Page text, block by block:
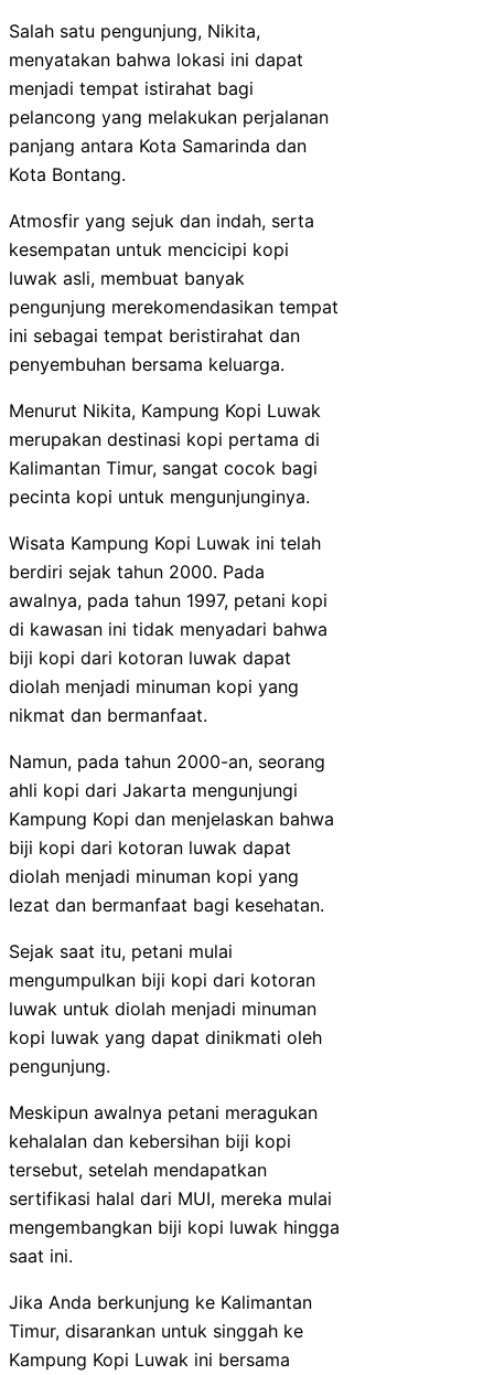
Salah satu pengunjung, Nikita,
menyatakan bahwa lokasi ini dapat
menjadi tempat istirahat bagi
pelancong yang melakukan perjalanan
panjang antara Kota Samarinda dan
Kota Bontang.
Atmosfir yang sejuk dan indah, serta
kesempatan untuk mencicipi kopi
luwak asli, membuat banyak
pengunjung merekomendasikan tempat
ini sebagai tempat beristirahat dan
penyembuhan bersama keluarga.
Menurut Nikita, Kampung Kopi Luwak
merupakan destinasi kopi pertama di
Kalimantan Timur, sangat cocok bagi
pecinta kopi untuk mengunjunginya.
Wisata Kampung Kopi Luwak ini telah
berdiri sejak tahun 2000. Pada
awalnya, pada tahun 1997, petani kopi
di kawasan ini tidak menyadari bahwa
biji kopi dari kotoran luwak dapat
diolah menjadi minuman kopi yang
nikmat dan bermanfaat.
Namun, pada tahun 2000-an, seorang
ahli kopi dari Jakarta mengunjungi
Kampung Kopi dan menjelaskan bahwa
biji kopi dari kotoran luwak dapat
diolah menjadi minuman kopi yang
lezat dan bermanfaat bagi kesehatan.
Sejak saat itu, petani mulai
mengumpulkan biji kopi dari kotoran
luwak untuk diolah menjadi minuman
kopi luwak yang dapat dinikmati oleh
pengunjung.
Meskipun awalnya petani meragukan
kehalalan dan kebersihan biji kopi
tersebut, setelah mendapatkan
sertifikasi halal dari MUI, mereka mulai
mengembangkan biji kopi luwak hingga
saat ini.
Jika Anda berkunjung ke Kalimantan
Timur, disarankan untuk singgah ke
Kampung Kopi Luwak ini bersama